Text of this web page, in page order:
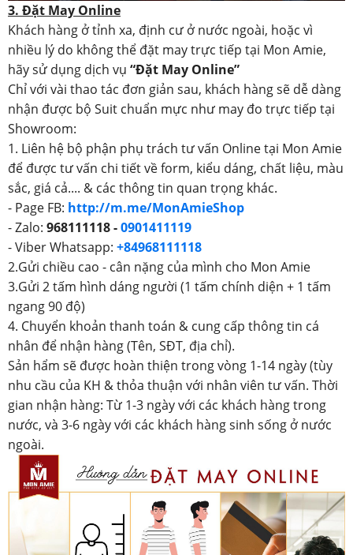
3. Đặt May Online
Khách hàng ở tỉnh xa, định cư ở nước ngoài, hoặc vì
nhiều lý do không thể đặt may trực tiếp tại Mon Amie,
hãy sử dụng dịch vụ “Đặt May Online”
Chỉ với vài thao tác đơn giản sau, khách hàng sẽ dễ dàng
nhận được bộ Suit chuẩn mực như may đo trực tiếp tại
Showroom:
1. Liên hệ bộ phận phụ trách tư vấn Online tại Mon Amie
để được tư vấn chi tiết về form, kiểu dáng, chất liệu, màu
sắc, giá cả.... & các thông tin quan trọng khác.
- Page FB: http://m.me/MonAmieShop
- Zalo: 968111118 -0901411119
- Viber Whatsapp: +84968111118
2.Gửi chiều cao - cân nặng của mình cho Mon Amie
3.Gửi 2 tấm hình dáng người (1 tấm chính diện + 1 tấm
ngang 90 độ)
4. Chuyển khoản thanh toán & cung cấp thông tin cá
nhân để nhận hàng (Tên, SĐT, địa chỉ).
Sản hẩm sẽ được hoàn thiện trong vòng 1-14 ngày (tùy
nhu cầu của KH & thỏa thuận với nhân viên tư vấn. Thời
gian nhận hàng: Từ 1-3 ngày với các khách hàng trong
nước, và 3-6 ngày với các khách hàng sinh sống ở nước
ngoài.